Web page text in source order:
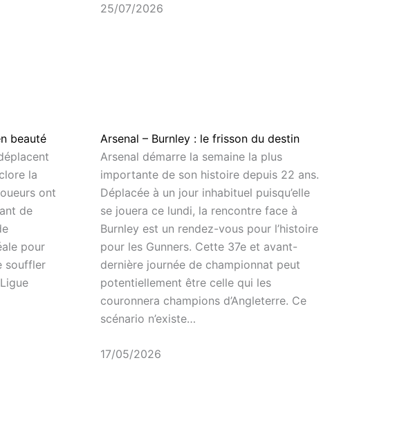
25/07/2026
beauté
la
ont
de
pour
souffler
Arsenal – Burnley : le frisson du destin
Arsenal démarre la semaine la plus
importante de son histoire depuis 22 ans.
Déplacée à un jour inhabituel puisqu’elle
se jouera ce lundi, la rencontre face à
Burnley est un rendez-vous pour l’histoire
pour les Gunners. Cette 37e et avant-
dernière journée de championnat peut
potentiellement être celle qui les
couronnera champions d’Angleterre. Ce
scénario n’existe…
17/05/2026